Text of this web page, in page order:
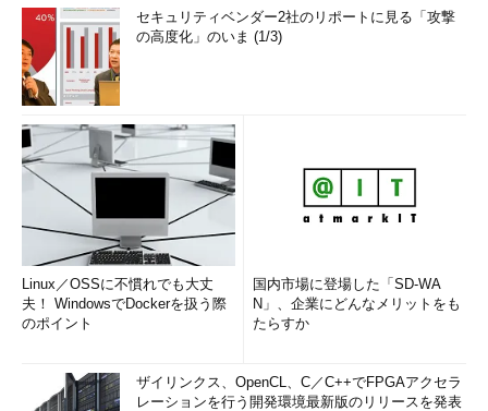
セキュリティベンダー2社のリポートに見る「攻撃
の高度化」のいま (1/3)
Linux／OSSに不慣れでも大丈
夫！ WindowsでDockerを扱う際
のポイント
国内市場に登場した「SD-WA
N」、企業にどんなメリットをも
たらすか
ザイリンクス、OpenCL、C／C++でFPGAアクセラ
レーションを行う開発環境最新版のリリースを発表